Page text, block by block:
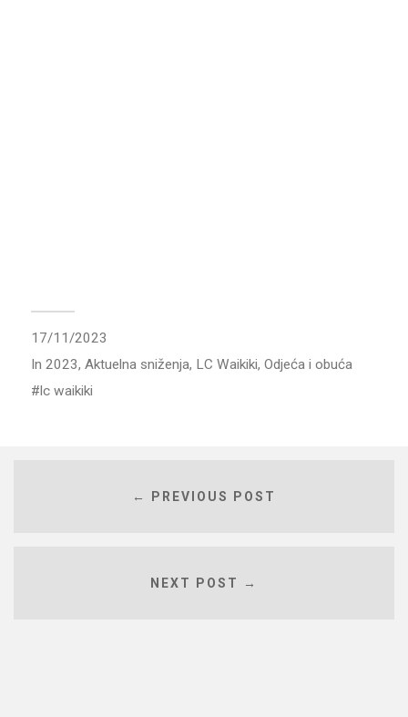
17/11/2023
In 2023, Aktuelna sniženja, LC Waikiki, Odjeća i obuća
lc waikiki
← PREVIOUS POST
NEXT POST →